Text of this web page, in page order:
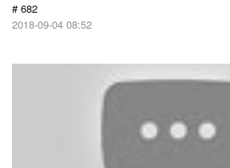
# 682
2018-09-04 08:52